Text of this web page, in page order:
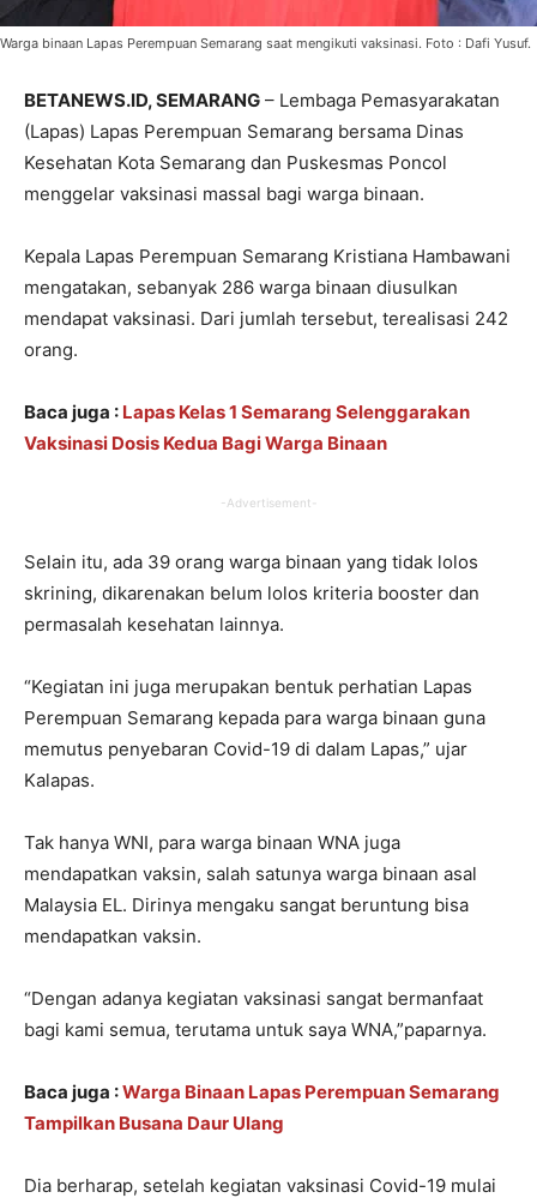
Warga binaan Lapas Perempuan Semarang saat mengikuti vaksinasi. Foto : Dafi Yusuf.
BETANEWS.ID, SEMARANG – Lembaga Pemasyarakatan
(Lapas) Lapas Perempuan Semarang bersama Dinas
Kesehatan Kota Semarang dan Puskesmas Poncol
menggelar vaksinasi massal bagi warga binaan.
Kepala Lapas Perempuan Semarang Kristiana Hambawani
mengatakan, sebanyak 286 warga binaan diusulkan
mendapat vaksinasi. Dari jumlah tersebut, terealisasi 242
orang.
Baca juga : Lapas Kelas 1 Semarang Selenggarakan
Vaksinasi Dosis Kedua Bagi Warga Binaan
-Advertisement-
Selain itu, ada 39 orang warga binaan yang tidak lolos
skrining, dikarenakan belum lolos kriteria booster dan
permasalah kesehatan lainnya.
“Kegiatan ini juga merupakan bentuk perhatian Lapas
Perempuan Semarang kepada para warga binaan guna
memutus penyebaran Covid-19 di dalam Lapas,” ujar
Kalapas.
Tak hanya WNI, para warga binaan WNA juga
mendapatkan vaksin, salah satunya warga binaan asal
Malaysia EL. Dirinya mengaku sangat beruntung bisa
mendapatkan vaksin.
“Dengan adanya kegiatan vaksinasi sangat bermanfaat
bagi kami semua, terutama untuk saya WNA,”paparnya.
Baca juga :Warga Binaan Lapas Perempuan Semarang
Tampilkan Busana Daur Ulang
Dia berharap, setelah kegiatan vaksinasi Covid-19 mulai